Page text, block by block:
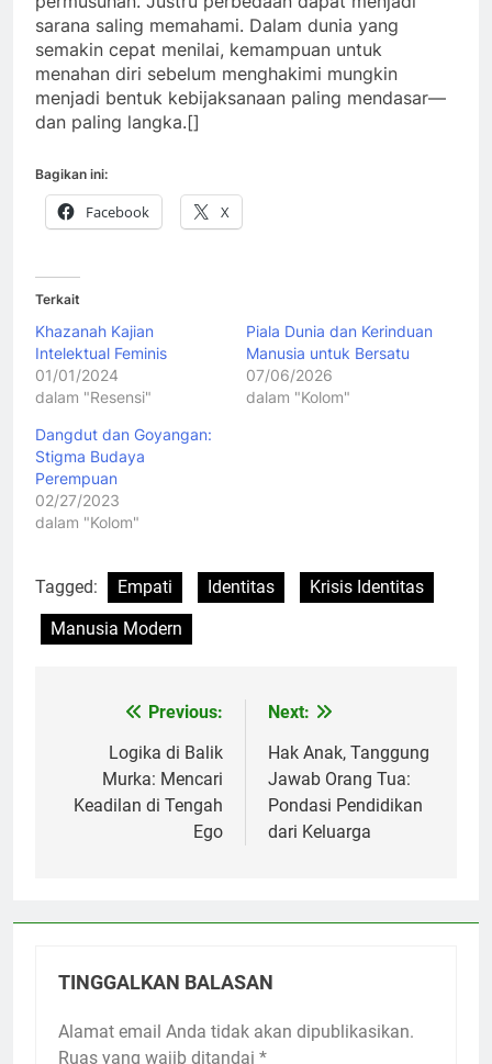
sarana saling memahami. Dalam dunia yang
semakin cepat menilai, kemampuan untuk
menahan diri sebelum menghakimi mungkin
menjadi bentuk kebijaksanaan paling mendasar—
dan paling langka.[]
Bagikan ini:
Facebook X
Terkait
Khazanah Kajian
Intelektual Feminis
01/01/2024
dalam "Resensi"
Piala Dunia dan Kerinduan
Manusia untuk Bersatu
07/06/2026
dalam "Kolom"
Dangdut dan Goyangan:
Stigma Budaya
Perempuan
02/27/2023
dalam "Kolom"
Tagged: Empati Identitas
Krisis Identitas
Manusia Modern
NavigasiPrevious:
Logika di Balik
Murka: Mencari
Keadilan di Tengah
Ego
Next:
Hak Anak, Tanggung
Jawab Orang Tua:
Pondasi Pendidikan
dari Keluarga
TINGGALKAN BALASAN
Alamat email Anda tidak akan dipublikasikan.
Ruas yang wajib ditandai *